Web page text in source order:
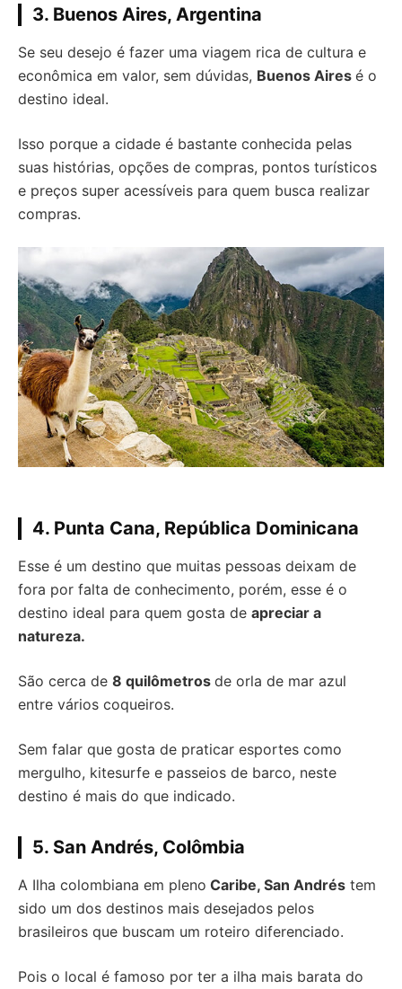
3. Buenos Aires, Argentina
Se seu desejo é fazer uma viagem rica de cultura e
econômica em valor, sem dúvidas, Buenos Aires é o
destino ideal.
Isso porque a cidade é bastante conhecida pelas
suas histórias, opções de compras, pontos turísticos
e preços super acessíveis para quem busca realizar
compras.
4. Punta Cana, República Dominicana
Esse é um destino que muitas pessoas deixam de
fora por falta de conhecimento, porém, esse é o
destino ideal para quem gosta de apreciar a
natureza.
São cerca de 8 quilômetros de orla de mar azul
entre vários coqueiros.
Sem falar que gosta de praticar esportes como
mergulho, kitesurfe e passeios de barco, neste
destino é mais do que indicado.
5. San Andrés, Colômbia
A Ilha colombiana em pleno Caribe, San Andrés tem
sido um dos destinos mais desejados pelos
brasileiros que buscam um roteiro diferenciado.
Pois o local é famoso por ter a ilha mais barata do